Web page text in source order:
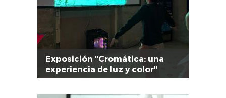
Exposición "Cromática: una
experiencia de luz y color"